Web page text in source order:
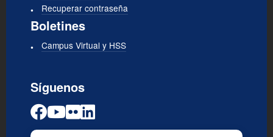
Recuperar contraseña
Boletines
Campus Virtual y HSS
Síguenos